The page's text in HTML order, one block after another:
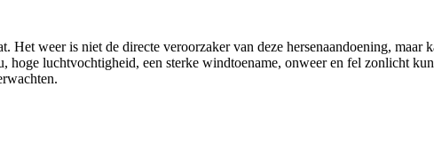
Het weer is niet de directe veroorzaker van deze hersenaandoening, maar
luchtvochtigheid, een sterke windtoename, onweer en fel zonlicht